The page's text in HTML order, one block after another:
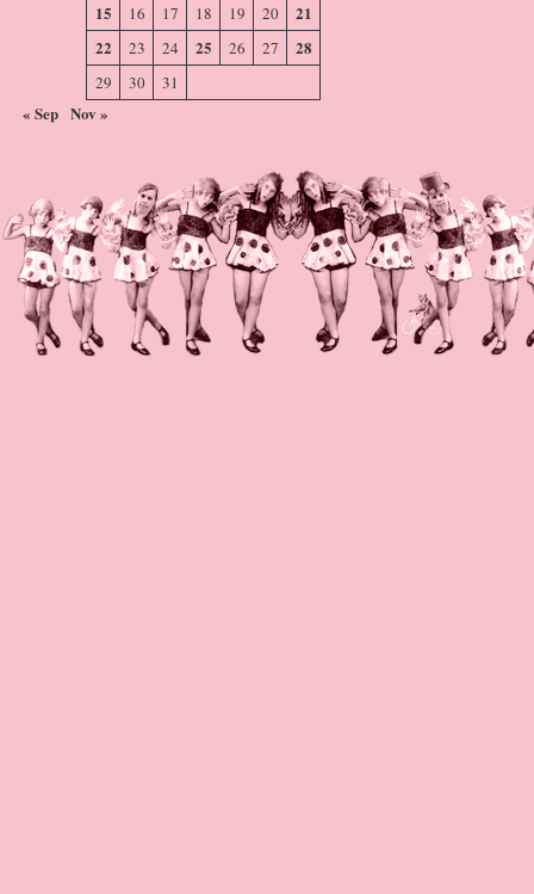
15
16 17 18 19 20
21
22
23 24 25 26 27 28
29 30 31
« Sep Nov »